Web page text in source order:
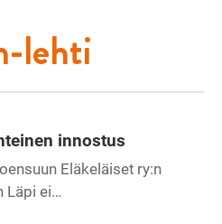
lehti
innostus
Eläkeläiset ry:n
Läpi ei…